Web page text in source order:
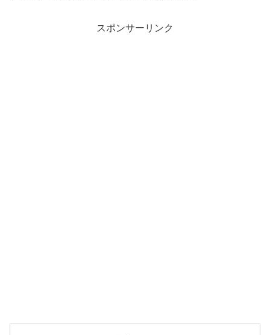
スポンサーリンク